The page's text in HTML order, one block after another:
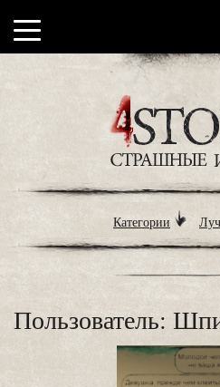
Категории
Пользователь: